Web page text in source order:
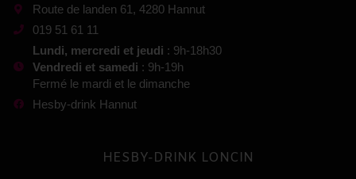
Route de landen 61, 4280 Hannut
019 51 61 11
Lundi, mercredi et jeudi : 9h-18h30
Vendredi et samedi : 9h-19h
Fermé le mardi et le dimanche
Hesby-drink Hannut
HESBY-DRINK LONCIN